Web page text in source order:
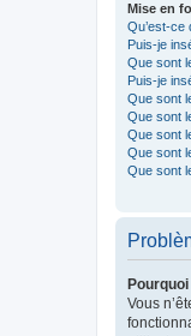
Mise en
Qu’est-ce
Puis-je
Que sont
Puis-je
Que sont
Que sont
Que sont
Que sont
Que sont
Vous